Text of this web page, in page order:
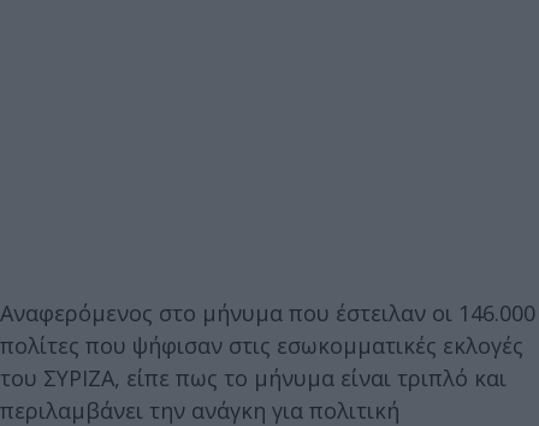
Αναφερόμενος στο μήνυμα που έστειλαν οι 146.000
πολίτες που ψήφισαν στις εσωκομματικές εκλογές
του ΣΥΡΙΖΑ, είπε πως το μήνυμα είναι τριπλό και
περιλαμβάνει την ανάγκη για πολιτική